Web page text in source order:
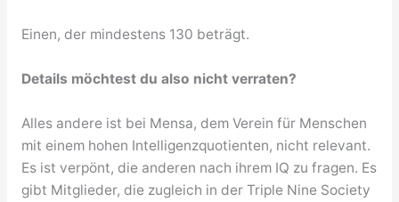
Einen, der mindestens 130 beträgt.
Details möchtest du also nicht verraten?
Alles andere ist bei Mensa, dem Verein für Menschen
mit einem hohen Intelligenzquotienten, nicht relevant.
Es ist verpönt, die anderen nach ihrem IQ zu fragen. Es
gibt Mitglieder, die zugleich in der Triple Nine Society